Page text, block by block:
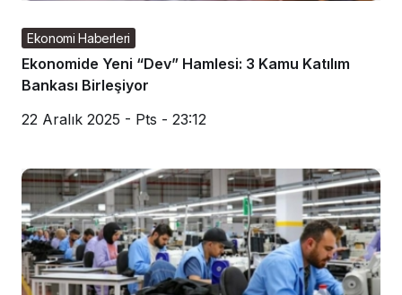
Ekonomi Haberleri
Ekonomide Yeni “Dev” Hamlesi: 3 Kamu Katılım
Bankası Birleşiyor
22 Aralık 2025 - Pts - 23:12